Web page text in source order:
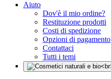
Aiuto
Dov'è il mio ordine?
Restituzione prodotti
Costi di spedizione
Opzioni di pagamento
Contattaci
Tutti i temi